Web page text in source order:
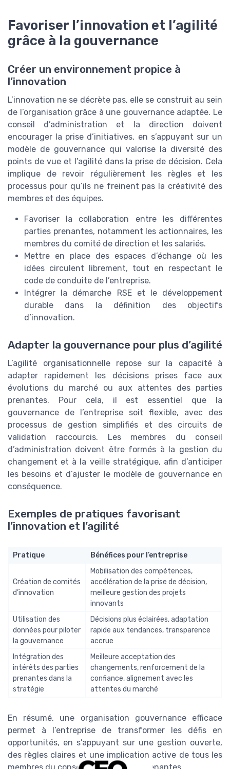
Favoriser l’innovation et l’agilité
grâce à la gouvernance
Créer un environnement propice à
l’innovation
L’innovation ne se décrète pas, elle se construit au sein
de l’organisation grâce à une gouvernance adaptée. Le
conseil d’administration et la direction doivent
encourager la prise d’initiatives, en s’appuyant sur un
modèle de gouvernance qui valorise la diversité des
points de vue et l’agilité dans la prise de décision. Cela
implique de revoir régulièrement les règles et les
processus pour qu’ils ne freinent pas la créativité des
membres et des équipes.
Favoriser la collaboration entre les différentes
parties prenantes, notamment les actionnaires, les
membres du comité de direction et les salariés.
Mettre en place des espaces d’échange où les
idées circulent librement, tout en respectant le
code de conduite de l’entreprise.
Intégrer la démarche RSE et le développement
durable dans la définition des objectifs
d’innovation.
Adapter la gouvernance pour plus d’agilité
L’agilité organisationnelle repose sur la capacité à
adapter rapidement les décisions prises face aux
évolutions du marché ou aux attentes des parties
prenantes. Pour cela, il est essentiel que la
gouvernance de l’entreprise soit flexible, avec des
processus de gestion simplifiés et des circuits de
validation raccourcis. Les membres du conseil
d’administration doivent être formés à la gestion du
changement et à la veille stratégique, afin d’anticiper
les besoins et d’ajuster le modèle de gouvernance en
conséquence.
Exemples de pratiques favorisant
l’innovation et l’agilité
Pratique Bénéfices pour l’entreprise
Création de comités
d’innovation
Mobilisation des compétences,
accélération de la prise de décision,
meilleure gestion des projets
innovants
Utilisation des
données pour piloter
la gouvernance
Décisions plus éclairées, adaptation
rapide aux tendances, transparence
accrue
Intégration des
intérêts des parties
prenantes dans la
stratégie
Meilleure acceptation des
changements, renforcement de la
confiance, alignement avec les
attentes du marché
En résumé, une organisation gouvernance efficace
permet à l’entreprise de transformer les défis en
opportunités, en s’appuyant sur une gestion ouverte,
des règles claires et une implication active de tous les